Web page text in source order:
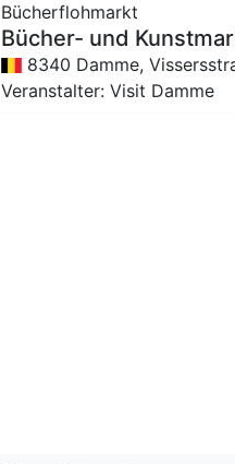
Bücherflohmarkt
Bücher- und
8340 Damme,
Veranstalter: Visit Damme